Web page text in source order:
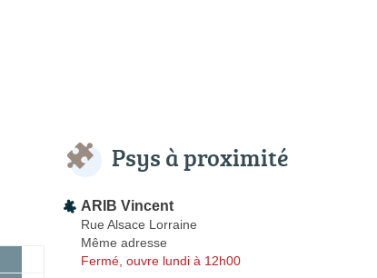
Psys à proximité
ARIB Vincent
Rue Alsace Lorraine
Même adresse
Fermé, ouvre lundi à 12h00